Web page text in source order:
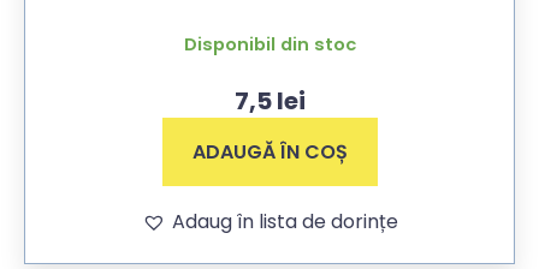
Disponibil din stoc
7,5lei
ADAUGĂ ÎN COȘ
Adaug în lista de dorințe